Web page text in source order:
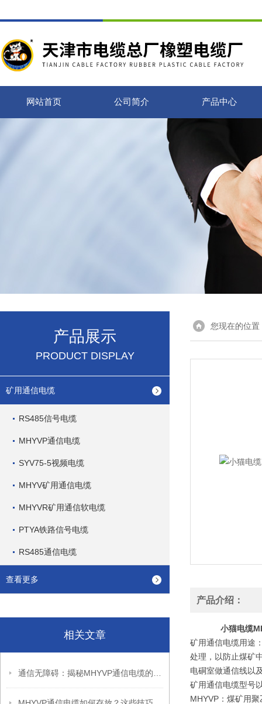
网站首页 公司简介 产品中心
产品展示
PRODUCT DISPLAY
矿用通信电缆
RS485信号电缆
MHYVP通信电缆
SYV75-5视频电缆
MHYV矿用通信电缆
MHYVR矿用通信软电缆
PTYA铁路信号电缆
RS485通信电缆
查看更多
相关文章
您现在的位置
产品介绍：
小猫电缆
矿用通信电缆用途
处理，以防止煤矿
电硐室做通信线以
矿用通信电缆型号
MHYVP：煤矿用